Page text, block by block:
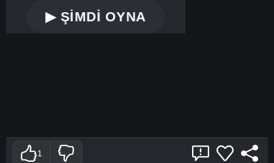
▶ŞİMDİ OYNA
1